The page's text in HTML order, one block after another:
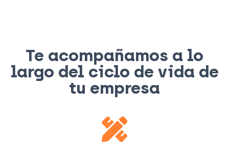
Te acompañamos a lo
largo del ciclo de vida de
tu empresa